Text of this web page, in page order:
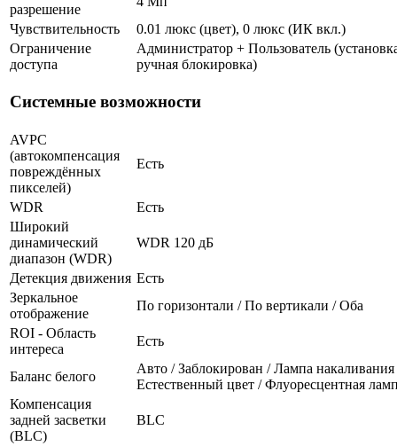
разрешение
Чувствительность
0.01 люкс (цвет), 0 люкс (ИК вкл.)
Ограничение
доступа
Администратор + Пользователь
ручная блокировка)
Системные возможности
AVPC
(автокомпенсация
повреждённых
пикселей)
Есть
WDR
Есть
Широкий
динамический
диапазон (WDR)
WDR 120 дБ
Детекция движения Есть
Зеркальное
отображение
По горизонтали / По вертикали / Оба
ROI - Область
интереса
Есть
Баланс белого
Авто / Заблокирован / Лампа
Естественный цвет / Флуоресцентная
Компенсация
задней засветки
(BLC)
BLC